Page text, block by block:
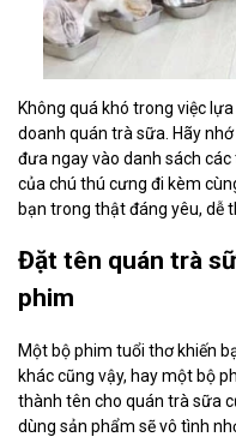
Không quá khó trong việc
doanh quán trà sữa. Hãy
đưa ngay vào danh sách
của chú thú cưng đi kèm
bạn trong thật đáng yêu, dễ
Đặt tên quán trà
phim
Một bộ phim tuổi thơ khiến
khác cũng vậy, hay một bộ
thành tên cho quán trà sữa
dùng sản phẩm sẽ vô tình